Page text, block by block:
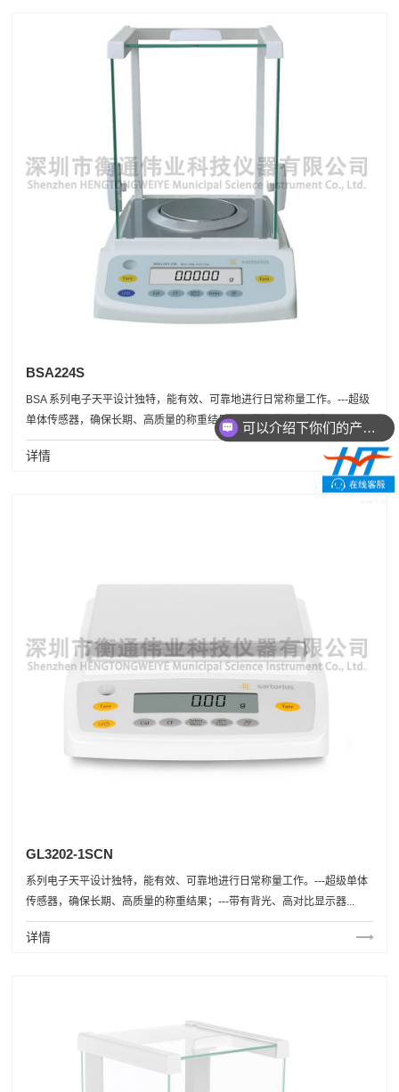
BSA224S
BSA 系列电子天平设计独特，能有效、可靠地进行日常称量工作。---超级
单体传感器，确保长期、高质量的称重结果；---带有背光、高对...
详情
GL3202-1SCN
系列电子天平设计独特，能有效、可靠地进行日常称量工作。---超级单体
传感器，确保长期、高质量的称重结果；---带有背光、高对比显示器...
详情
可以介绍下你们的产品么